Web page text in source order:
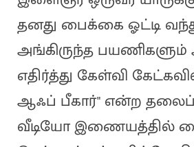
தனது பைக்கை ஓட்டி
அங்கிருந்த
எதிர்த்து கேள்வி
ஆஃப் பீகார்" என்ற
வீடியோ இணையத்தில்